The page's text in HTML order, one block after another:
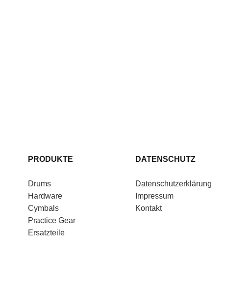
PRODUKTE
Drums
Hardware
Cymbals
Practice Gear
Ersatzteile
DATENSCHUTZ
Datenschutzerklärung
Impressum
Kontakt